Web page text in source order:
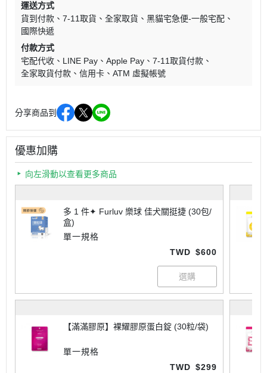
運送方式
貨到付款
7-11取貨 全家取貨
黑貓宅急便-一般宅配
國際快遞
付款方式
宅配代收
LINE Pay Apple Pay
7-11取貨付款
全家取貨付款
信用卡 ATM 虛擬帳號
分享商品到
優惠加購
向左滑動以查看更多商品
多 1 件✦ Furluv 樂球 佳犬關挺捷 (30包/
盒)
單一規格
TWD $600
【滿滿膠原】裸耀膠原蛋白錠 (30粒/袋)
單一規格
TWD $299